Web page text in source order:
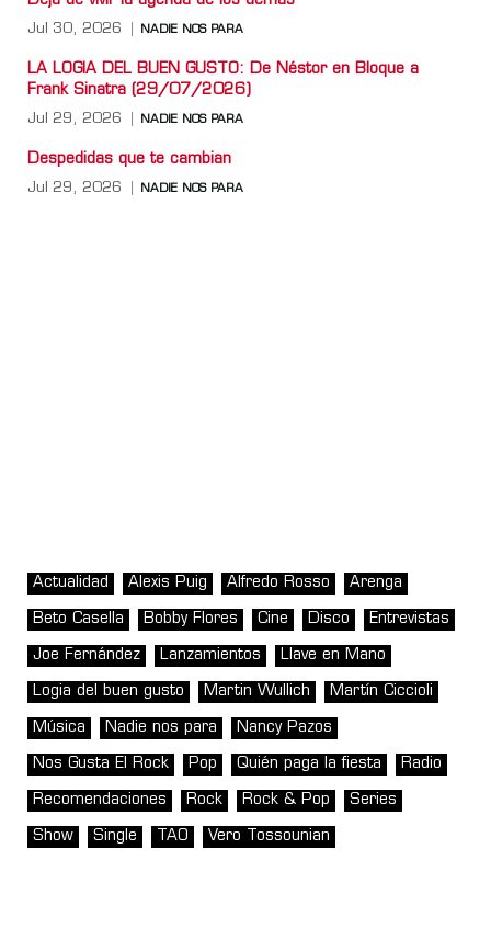
Jul 30, 2026 NADIE NOS PARA
LA LOGIA DEL BUEN GUSTO: De Néstor en Bloque a
Frank Sinatra (29/07/2026)
Jul 29, 2026 NADIE NOS PARA
Despedidas que te cambian
Jul 29, 2026 NADIE NOS PARA
Actualidad Alexis Puig Alfredo Rosso Arenga
Beto Casella Bobby Flores Cine Disco Entrevistas
Joe Fernández Lanzamientos Llave en Mano
Logia del buen gusto Martin Wullich Martín Ciccioli
Música Nadie nos para Nancy Pazos
Nos Gusta El Rock Pop Quién paga la fiesta Radio
Recomendaciones Rock Rock & Pop Series
Show Single TAO Vero Tossounian